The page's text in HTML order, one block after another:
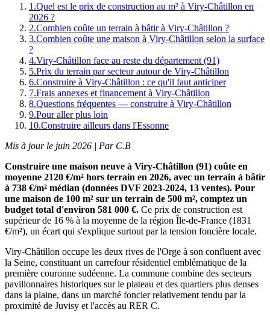
1 .Quel est le prix de construction au m² à Viry-Châtillon en
2026 ?
2.Combien coûte un terrain à bâtir à Viry-Châtillon ?
3.Combien coûte une maison à Viry-Châtillon selon la surface
?
4.Viry-Châtillon face au reste du département (91)
5.Prix du terrain par secteur autour de Viry-Châtillon
6.Construire à Viry-Châtillon : ce qu'il faut anticiper
7.Frais annexes et financement à Viry-Châtillon
8.Questions fréquentes — construire à Viry-Châtillon
9.Pour aller plus loin
10.Construire ailleurs dans l'Essonne
Mis à jour le juin 2026 | Par C.B
Construire une maison neuve à Viry-Châtillon (91) coûte en
moyenne 2120 €/m² hors terrain en 2026, avec un terrain à bâtir
à 738 €/m² médian (données DVF 2023-2024, 13 ventes). Pour
une maison de 100 m² sur un terrain de 500 m², comptez un
budget total d'environ 581 000 €. Ce prix de construction est
supérieur de 16 % à la moyenne de la région Île-de-France (1831
€/m²), un écart qui s'explique surtout par la tension foncière locale.
Viry-Châtillon occupe les deux rives de l'Orge à son confluent avec
la Seine, constituant un carrefour résidentiel emblématique de la
première couronne sudéenne. La commune combine des secteurs
pavillonnaires historiques sur le plateau et des quartiers plus denses
dans la plaine, dans un marché foncier relativement tendu par la
proximité de Juvisy et l'accès au RER C.